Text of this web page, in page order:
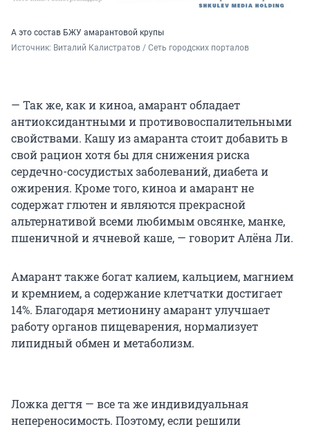
А это состав БЖУ амарантовой крупы
Источник: Виталий Калистратов / Сеть городских порталов
— Так же, как и киноа, амарант обладает
антиоксидантными и противовоспалительными
свойствами. Кашу из амаранта стоит добавить в
свой рацион хотя бы для снижения риска
сердечно-сосудистых заболеваний, диабета и
ожирения. Кроме того, киноа и амарант не
содержат глютен и являются прекрасной
альтернативой всеми любимым овсянке, манке,
пшеничной и ячневой каше, — говорит Алёна Ли.
Амарант также богат калием, кальцием, магнием
и кремнием, а содержание клетчатки достигает
14%. Благодаря метионину амарант улучшает
работу органов пищеварения, нормализует
липидный обмен и метаболизм.
Ложка дегтя — все та же индивидуальная
непереносимость. Поэтому, если решили